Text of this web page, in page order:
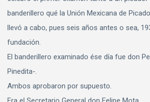
banderillero qué la Unión Mexicana de
llevó a cabo, pues seis años antes o sea,
fundación.
El banderillero examinado ése día fue don
Pinedita-.
Ambos aprobaron por supuesto.